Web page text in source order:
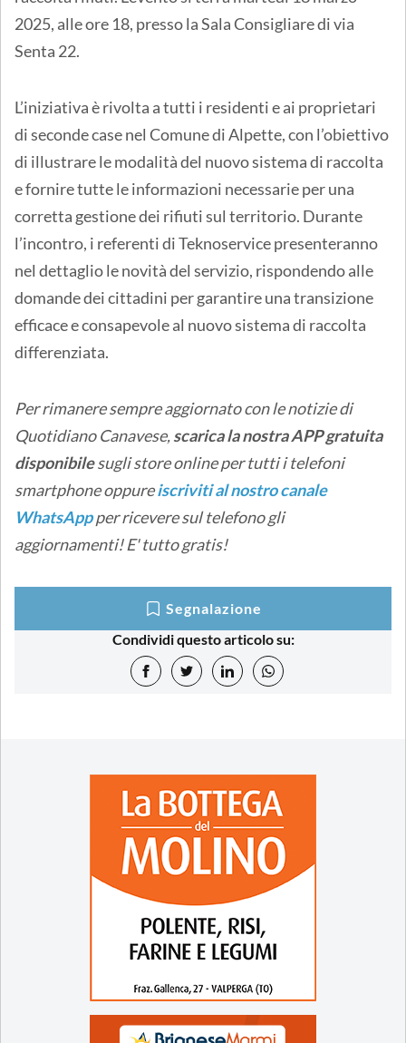
2025, alle ore 18, presso la Sala Consigliare di via
Senta 22.
L’iniziativa è rivolta a tutti i residenti e ai proprietari
di seconde case nel Comune di Alpette, con l’obiettivo
di illustrare le modalità del nuovo sistema di raccolta
e fornire tutte le informazioni necessarie per una
corretta gestione dei rifiuti sul territorio. Durante
l’incontro, i referenti di Teknoservice presenteranno
nel dettaglio le novità del servizio, rispondendo alle
domande dei cittadini per garantire una transizione
efficace e consapevole al nuovo sistema di raccolta
differenziata.
Per rimanere sempre aggiornato con le notizie di
Quotidiano Canavese,scarica la nostra APP gratuita
disponibilesugli store onlineper tutti i telefoni
smartphone oppureiscriviti al nostro canale
WhatsAppper ricevere sul telefono gli
aggiornamenti! E' tutto gratis!
Segnalazione
Condividi questo articolo su: